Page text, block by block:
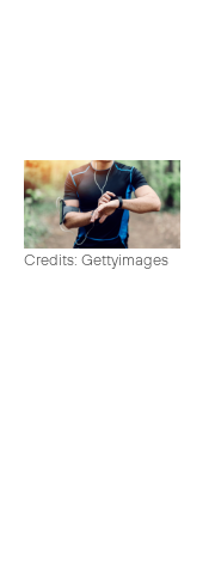
Credits: Gettyimages